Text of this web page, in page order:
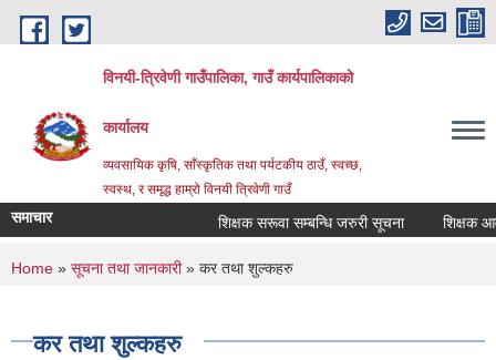
Skip to main content
विनयी-त्रिवेणी गाउँपालिका, गाउँ कार्यपालिकाको
कार्यालय
व्यवसायिक कृषि, साँस्कृतिक तथा पर्यटकीय ठाउँ, स्वच्छ,
स्वस्थ, र समृद्ध हाम्रो विनयी त्रिवेणी गाउँ
समाचार शिक्षक सरूवा सम्बन्धि जरुरी सूचना शिक्षक
You are here
Home » सूचना तथा जानकारी» कर तथा शुल्कहरु
कर तथा शुल्कहरु